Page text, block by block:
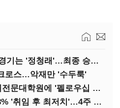
호남은 '김민석' 서울·경기는 '정청래'…최종 승자는 '안갯속'
로스…악재만 '수두룩'
이수그룹, 경기대 정치전문대학원에 '펠로우십 기금' 3900만원 출연
이 대통령 지지율 43.3% '취임 후 최저치'…4주 연속 '하락'